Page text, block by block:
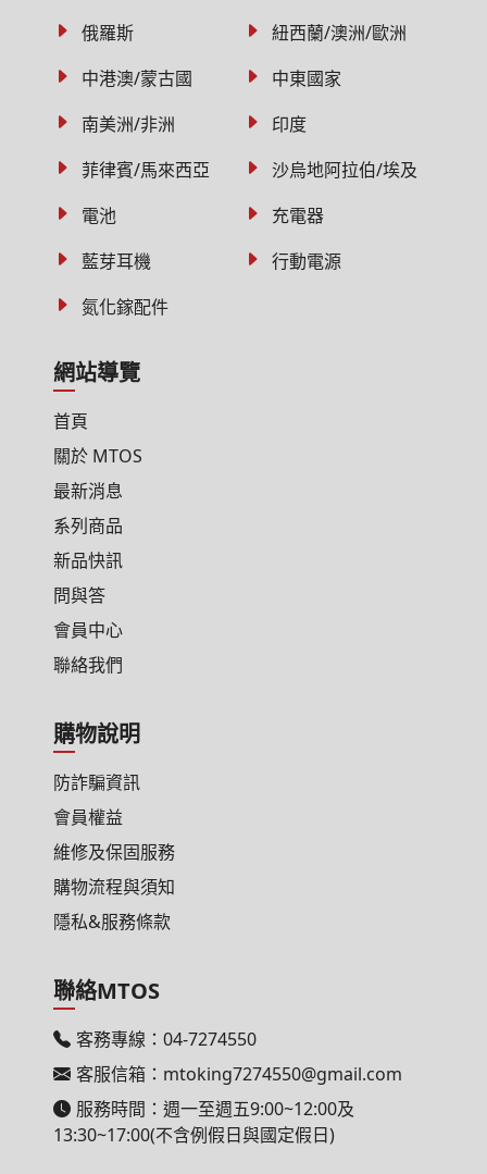
俄羅斯
紐西蘭/澳洲/歐洲
中港澳/蒙古國
中東國家
南美洲/非洲
印度
菲律賓/馬來西亞
沙烏地阿拉伯/埃及
電池
充電器
藍芽耳機
行動電源
氮化鎵配件
網站導覽
首頁
關於 MTOS
最新消息
系列商品
新品快訊
問與答
會員中心
聯絡我們
購物說明
防詐騙資訊
會員權益
維修及保固服務
購物流程與須知
隱私&服務條款
聯絡MTOS
客務專線：04-7274550
客服信箱： mtoking7274550@gmail.com
服務時間：週一至週五9:00~12:00及
13:30~17:00(不含例假日與國定假日)